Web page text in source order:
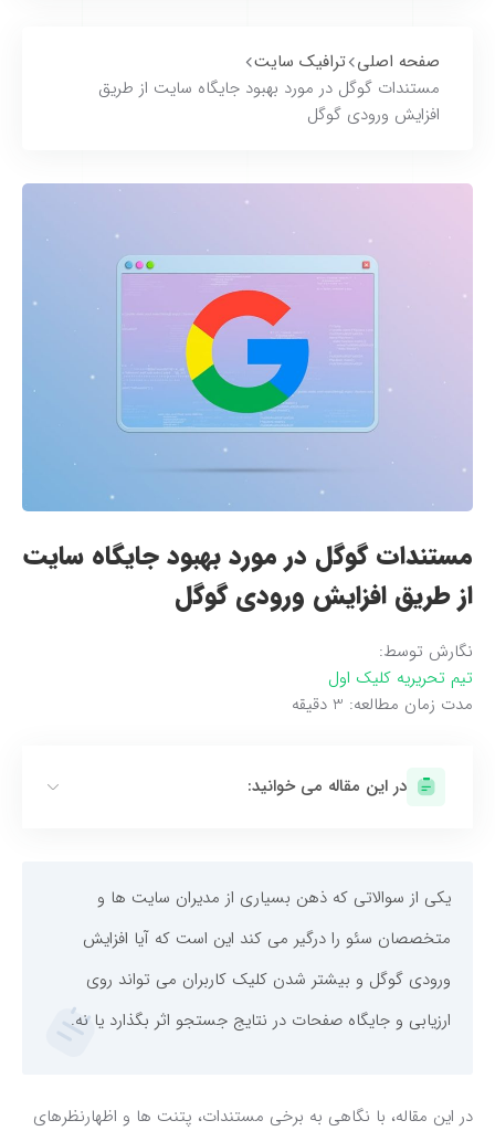
صفحه اصلی ترافیک سایت
مستندات گوگل در مورد بهبود جایگاه سایت از طریق
افزایش ورودی گوگل
مستندات گوگل در مورد بهبود جایگاه سایت
از طریق افزایش ورودی گوگل
نگارش توسط:
تیم تحریریه کلیک اول
مدت زمان مطالعه: 3 دقیقه
در این مقاله می خوانید:
یکی از سوالاتی که ذهن بسیاری از مدیران سایت ها و
متخصصان سئو را درگیر می کند این است که آیا افزایش
ورودی گوگل و بیشتر شدن کلیک کاربران می تواند روی
ارزیابی و جایگاه صفحات در نتایج جستجو اثر بگذارد یا نه.
در این مقاله، با نگاهی به برخی مستندات، پتنت ها و اظهارنظرهای